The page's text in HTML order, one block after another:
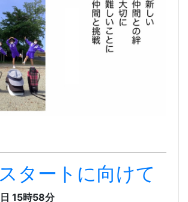
タートに向けて
15時58分